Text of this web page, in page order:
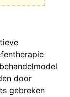
door
gebreken